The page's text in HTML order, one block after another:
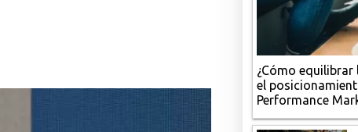
¿Cómo
el
Performance